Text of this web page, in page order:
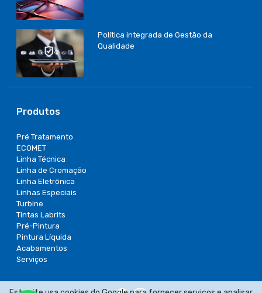
Política integrada de Gestão da
Qualidade
Produtos
Pré Tratamento
ECOMET
Linha Técnica
Linha de Cromação
Linha Eletrônica
Linhas Especiais
Turbine
Tintas Labrits
Pré-Pintura
Pintura Líquida
Acabamentos
Serviços